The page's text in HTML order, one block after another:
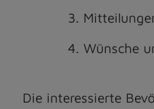
Wünsche
Die interessierte